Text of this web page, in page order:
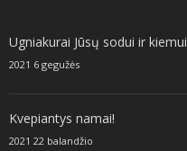
Ugniakurai Jūsų sodui ir kiemui
2021 6 gegužės
Kvepiantys namai!
2021 22 balandžio